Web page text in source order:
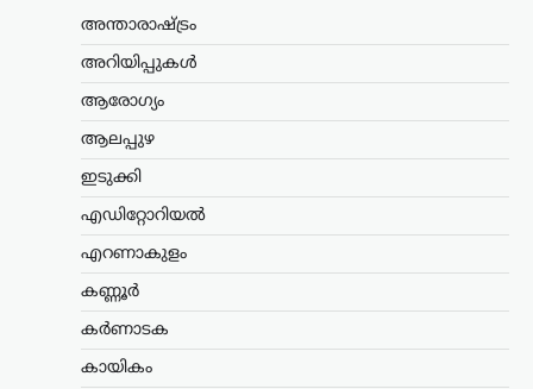
അന്താരാഷ്ട്രം
അറിയിപ്പുകൾ
ആരോഗ്യം
ആലപ്പുഴ
ഇടുക്കി
എഡിറ്റോറിയൽ
എറണാകുളം
കണ്ണൂർ
കർണാടക
കായികം
പിൻവലിച്ചു. ചെങ്കൽപ്പേട്ട് ജില്ലാ കുടുംബ
കോടതിയിലാണ്…
കേന്ദ്രത്തിന്റെ എഥനോൾ-
പെട്രോൾ
പ്രതിഷേധം ശക്തമാക്കും;
മുന്നറിയിപ്പുമായി
സിപിഐഎം
പെട്രോൾ നയത്തിനെതിരെ രൂക്ഷ